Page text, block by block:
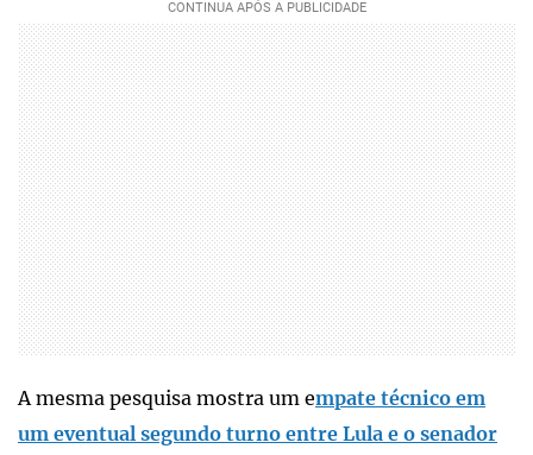
A mesma pesquisa mostra um empate técnico em
um eventual segundo turno entre Lula e o senador